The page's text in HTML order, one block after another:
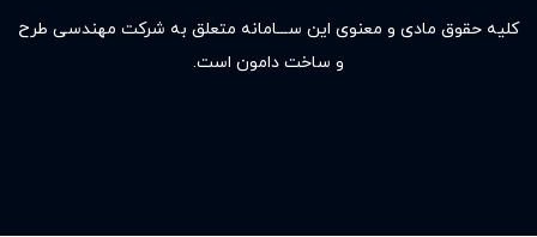
کلیه حقوق مادى و معنوى این ســـامانه متعلق به شرکت مهندسی طرح
و ساخت دامون است.